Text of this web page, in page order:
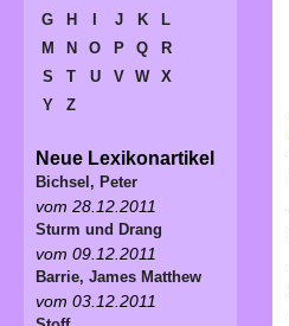
G
H J K
L
M
N O P Q
R
S
T U V W
X
Y
Z
Neue Lexikonartikel
Bichsel, Peter
vom 28.12.2011
Sturm und Drang
vom 09.12.2011
Barrie, James Matthew
vom 03.12.2011